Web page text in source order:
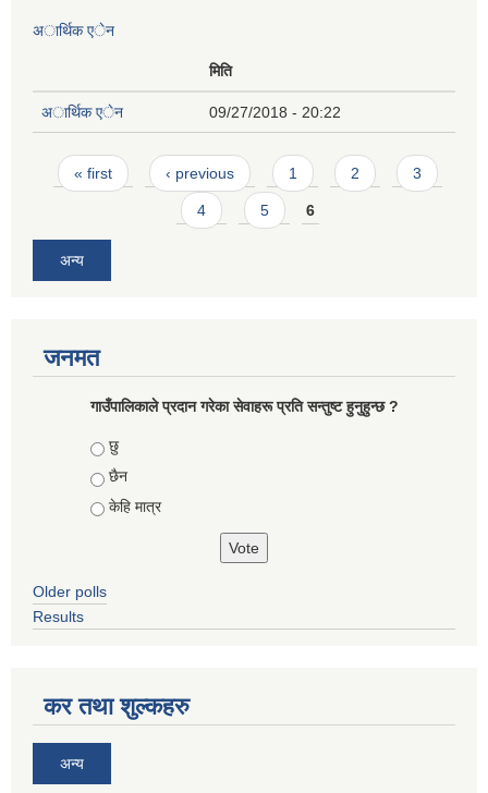
अार्थिक एेन
मिति
अार्थिक एेन 09/27/2018 - 20:22
Pages
« first ‹ previous 1 2 3
4 5 6
अन्य
जनमत
गाउँपालिकाले प्रदान गरेका सेवाहरू प्रति सन्तुष्ट हुनुहुन्छ ?
Choices
छु
छैन
केहि मात्र
Older polls
Results
कर तथा शुल्कहरु
अन्य